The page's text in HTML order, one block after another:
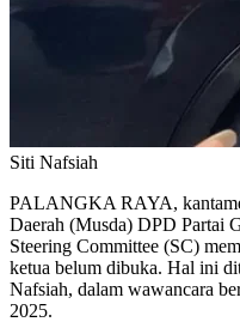
Siti Nafsiah
PALANGKA RAYA,
Daerah (Musda) DPD Partai
Steering Committee (SC)
ketua belum dibuka. Hal ini
Nafsiah, dalam wawancara
2025.